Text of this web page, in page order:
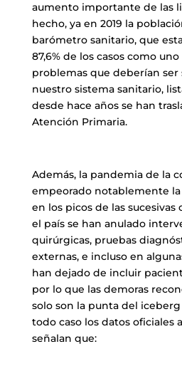
aumento importante de las
hecho, ya en 2019 la
barómetro sanitario, que
87,6% de los casos como
problemas que deberían ser
nuestro sistema sanitario,
desde hace años se han
Atención Primaria.
Además, la pandemia de la
empeorado notablemente
en los picos de las sucesivas
el país se han anulado
quirúrgicas, pruebas
externas, e incluso en
han dejado de incluir
por lo que las demoras
solo son la punta del
todo caso los datos oficiales
señalan que: